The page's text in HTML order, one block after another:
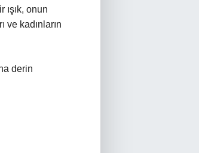
onun
ve kadınların
derin